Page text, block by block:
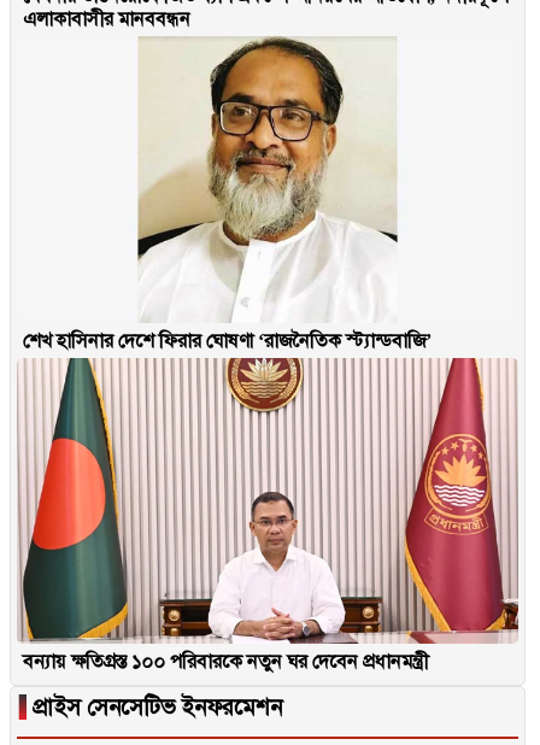
এলাকাবাসীর মানববন্ধন
শেখ হাসিনার দেশে ফিরার ঘোষণা ‘রাজনৈতিক স্ট্যান্ডবাজি’
বন্যায় ক্ষতিগ্রস্ত ১০০ পরিবারকে নতুন ঘর দেবেন প্রধানমন্ত্রী
▐ প্রাইস সেনসেটিভ ইনফরমেশন